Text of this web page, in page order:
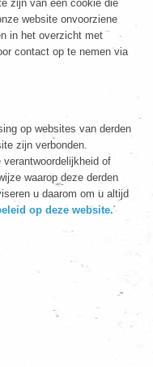
zijn van een cookie die
website onvoorziene
in het overzicht met
contact op te nemen via
op websites van derden
zijn verbonden.
of
waarop deze derden
u daarom om u altijd
op deze website.